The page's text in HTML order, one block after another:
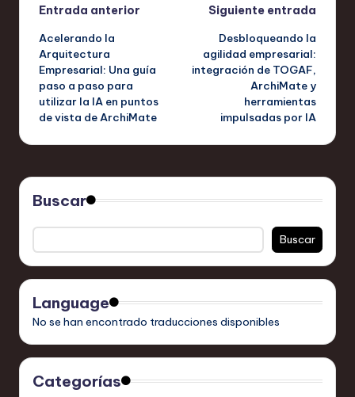
Navegación
de
entradas
Entrada anterior
Acelerando la
Arquitectura
Empresarial: Una guía
paso a paso para
utilizar la IA en puntos
de vista de ArchiMate
Siguiente entrada
Desbloqueando la
agilidad empresarial:
integración de TOGAF,
ArchiMate y
herramientas
impulsadas por IA
Buscar
Buscar
Language
No se han encontrado traducciones disponibles
Categorías